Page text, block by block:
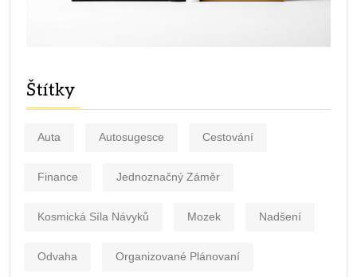
Štítky
Auta Autosugesce Cestování
Finance Jednoznačný Záměr
Kosmická Síla Návyků Mozek Nadšení
Odvaha Organizované Plánovaní